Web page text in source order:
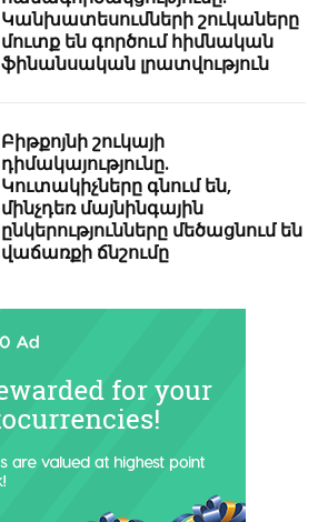
Կանխատեսումների շուկաները
մուտք են գործում հիմնական
ֆինանսական լրատվություն
Բիթքոյնի շուկայի
դիմակայությունը.
Կուտակիչները գնում են,
մինչդեռ մայնինգային
ընկերությունները մեծացնում են
վաճառքի ճնշումը